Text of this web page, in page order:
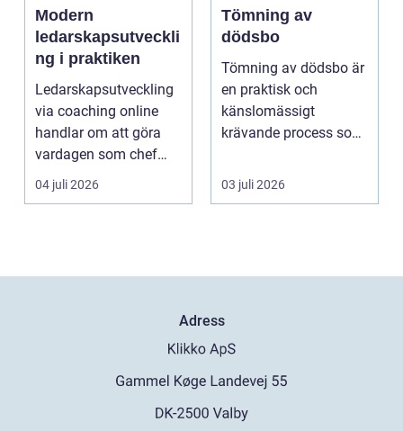
Modern
ledarskapsutveckli
ng i praktiken
Ledarskapsutveckling
via coaching online
handlar om att göra
vardagen som chef
både mer h...
04 juli 2026
Tömning av
dödsbo
Tömning av dödsbo är
en praktisk och
känslomässigt
krävande process som
gång ell...
03 juli 2026
Adress